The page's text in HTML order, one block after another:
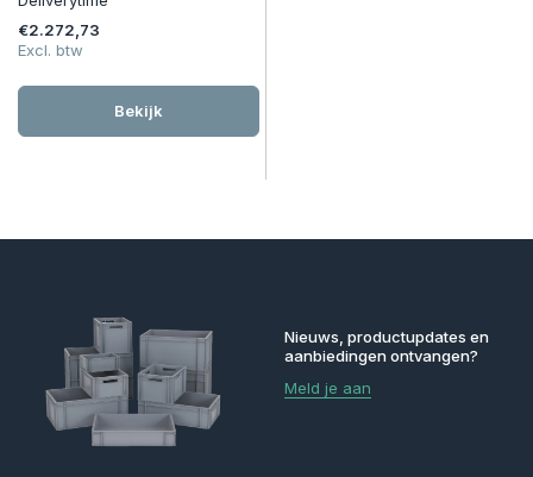
€2.272,73
Excl. btw
Bekijk
Nieuws, productupdates en
aanbiedingen ontvangen?
Meld je aan